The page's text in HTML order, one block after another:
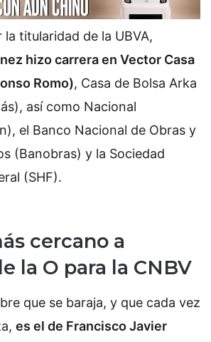
titularidad de la UBVA,
hizo carrera en Vector Casa
Romo), Casa de Bolsa Arka
así como Nacional
el Banco Nacional de Obras y
(Banobras) y la Sociedad
(SHF).
cercano a
la O para la CNBV
que se baraja, y que cada vez
es el de Francisco Javier